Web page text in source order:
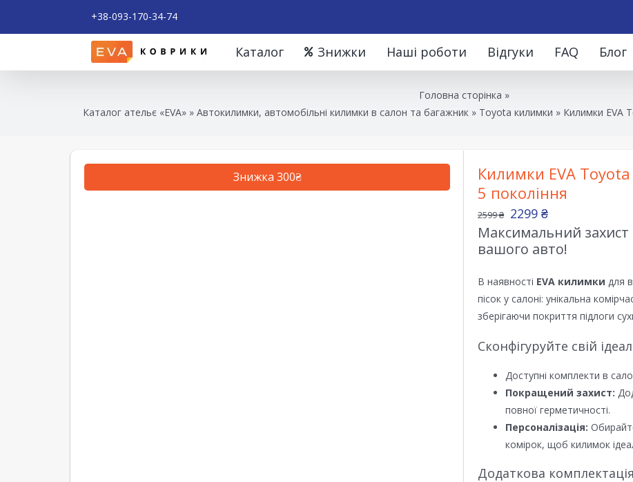
+38-093-170-34-74
Каталог Знижки Наші роботи Відгуки FAQ Блог
Головна сторінка »
Каталог ательє «EVA» » Автокилимки, автомобільні килимки в салон та багажник » Toyota килимки » Килимки EVA
Знижка 300₴
Килимки EVA
5 покоління
2599₴ 2299 ₴
Максимальний захист
вашого авто!
В наявності EVA килимки для
пісок у салоні: унікальна
зберігаючи покриття підлоги
Сконфігуруйте свій
Доступні комплекти в
Покращений захист:
повної герметичності.
Персоналізація:
комірок, щоб килимок
Додаткова